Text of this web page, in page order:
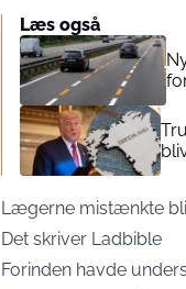
Læs også
Lægerne mistænkte
Det skriver Ladbible
Forinden havde